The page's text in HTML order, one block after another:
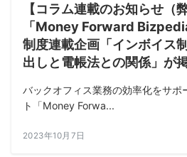
【コラム連載のお知らせ（
「Money Forward
制度連載企画「インボイス
出しと電帳法との関係」が
バックオフィス業務の効率化をサポ
ト「Money Forwa...
2023年10月7日